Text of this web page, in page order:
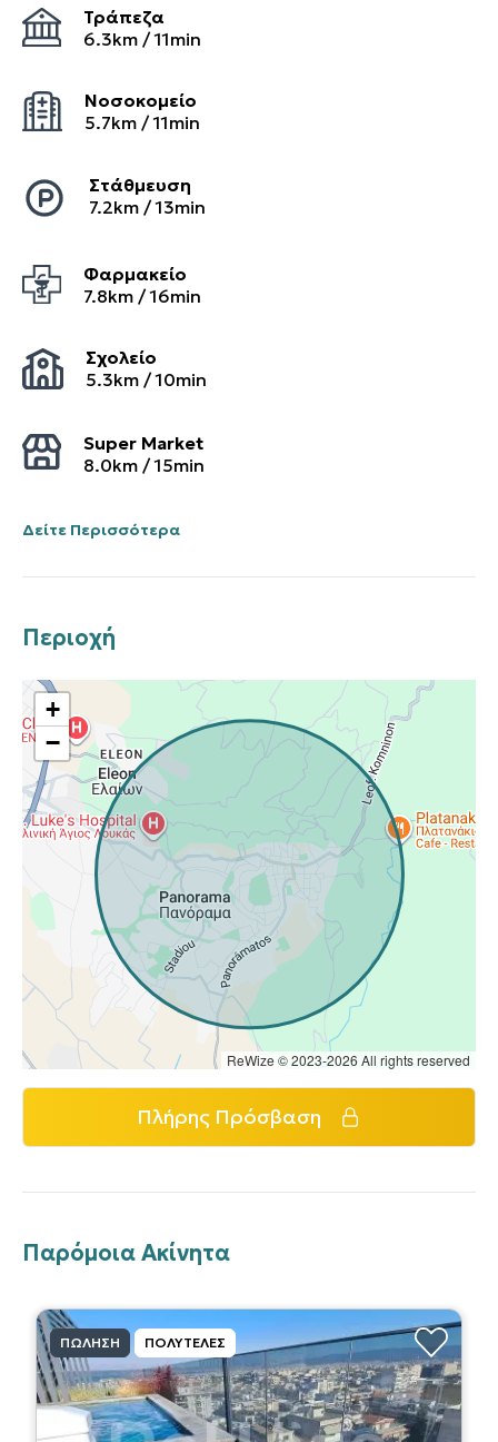
Τράπεζα
6.3km /11min
Νοσοκομείο
5.7km /11min
Στάθμευση
7.2km /13min
Φαρμακείο
7.8km /16min
Σχολείο
5.3km /10min
Super Market
8.0km /15min
Δείτε Περισσότερα
Περιοχή
+
−
ReWize © 2023-2026 All rights reserved
Πλήρης Πρόσβαση
Παρόμοια Ακίνητα
ΠΏΛΗΣΗ ΠΟΛΥΤΕΛΈΣ